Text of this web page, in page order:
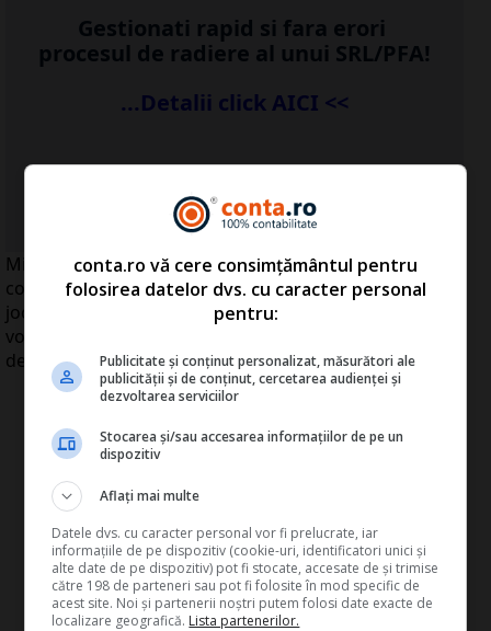
Gestionati rapid si fara erori
procesul de radiere al unui SRL/PFA!
...Detalii click AICI <<
Microsoft a lansat joi sistemul Kinect, care se
conectează la consola Xbox pentru a facilita controlul
jocurilor video exclusiv prin gesturi, mişcări şi comenzi
vocale, compania anticipând vânzări de 750 milioane
de dolari în trimestrul al patrulea.
conta.ro vă cere consimțământul pentru
folosirea datelor dvs. cu caracter personal
pentru:
Publicitate și conținut personalizat, măsurători ale
publicității și de conținut, cercetarea audienței și
dezvoltarea serviciilor
Stocarea și/sau accesarea informațiilor de pe un
dispozitiv
Aflați mai multe
Datele dvs. cu caracter personal vor fi prelucrate, iar
informațiile de pe dispozitiv (cookie-uri, identificatori unici și
alte date de pe dispozitiv) pot fi stocate, accesate de și trimise
către 198 de parteneri sau pot fi folosite în mod specific de
acest site. Noi și partenerii noștri putem folosi date exacte de
localizare geografică. Lista partenerilor.